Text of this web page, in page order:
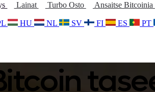
Lainat Turbo Osto Ansaitse Bitcoinia
HU NL SV FI ES PT